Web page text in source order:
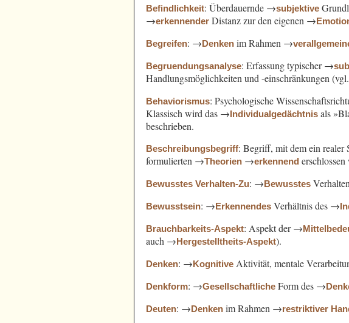
Befindlichkeit: Überdauernde →subjektive
→erkennender Distanz zur den eigenen →
Begreifen: →Denken im Rahmen →
Begruendungsanalyse: Erfassung typischer →
Handlungsmöglichkeiten und -einschränkungen
Behaviorismus: Psychologische
Klassisch wird das →Individualgedächtnis als
beschrieben.
Beschreibungsbegriff: Begriff, mit dem ein
formulierten →Theorien →erkennend
Bewusstes Verhalten-Zu: →Bewusstes
Bewusstsein: →Erkennendes Verhältnis des →
Brauchbarkeits-Aspekt: Aspekt der →
auch →Hergestelltheits-Aspekt).
Denken: →Kognitive Aktivität, mentale
Denkform: →Gesellschaftliche Form des →
Deuten: →Denken im Rahmen →restriktiver